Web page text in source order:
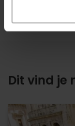
Dit vind je